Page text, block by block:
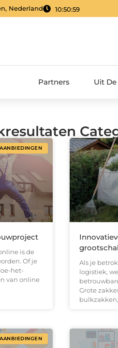
Nederland 10:51:01
Partners Uit
AANBIEDINGEN
is de
Of je
het-
van online
Als je
logistiek,
Grote
AANBIEDINGEN